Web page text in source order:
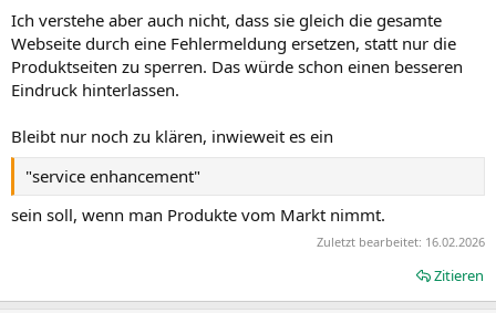
Ich verstehe aber auch nicht, dass sie gleich die gesamte
Webseite durch eine Fehlermeldung ersetzen, statt nur die
Produktseiten zu sperren. Das würde schon einen besseren
Eindruck hinterlassen.
Bleibt nur noch zu klären, inwieweit es ein
"service enhancement"
sein soll, wenn man Produkte vom Markt nimmt.
Zuletzt bearbeitet: 16.02.2026
Zitieren